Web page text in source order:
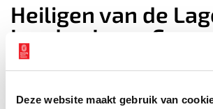
Deze website maakt gebruik van
Heiligen van de
Landen I: van
Lambertus